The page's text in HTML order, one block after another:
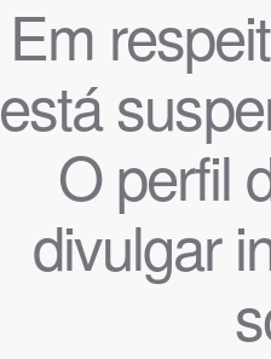
Em
está
O perfil
divulgar